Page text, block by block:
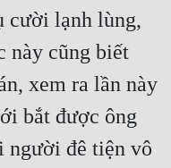
cười lạnh lùng,
này cũng biết
xem ra lần này
bắt được ông
người đê tiện vô